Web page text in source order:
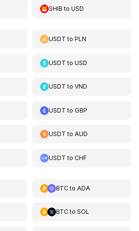
SHIB toUSD
USDT toPLN
USDT toUSD
USDT toVND
USDT toGBP
USDT toAUD
USDT toCHF
BTCto ADA
BTCto SOL